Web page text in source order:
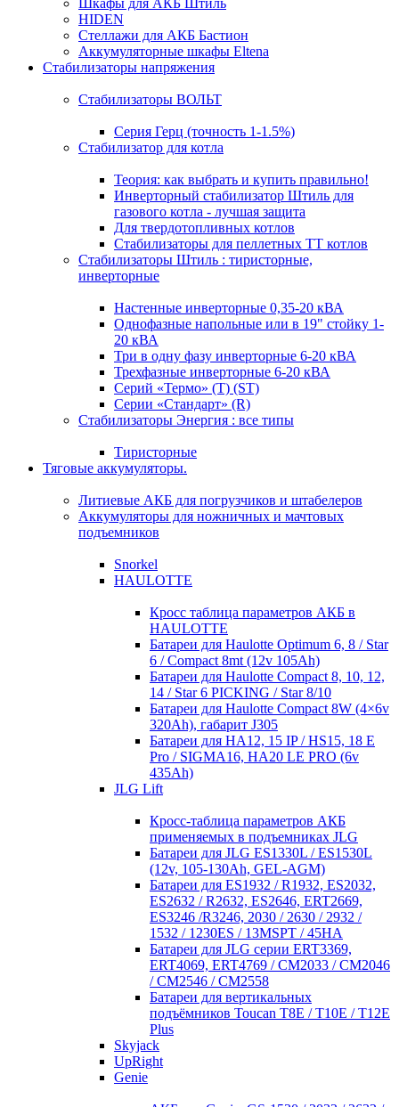
Шкафы для АКБ Штиль
HIDEN
Стеллажи для АКБ Бастион
Аккумуляторные шкафы Eltena
Стабилизаторы напряжения
Стабилизаторы ВОЛЬТ
Серия Герц (точность 1-1.5%)
Стабилизатор для котла
Теория: как выбрать и купить правильно!
Инверторный стабилизатор Штиль для
газового котла - лучшая защита
Для твердотопливных котлов
Стабилизаторы для пеллетных ТТ котлов
Стабилизаторы Штиль : тиристорные,
инверторные
Настенные инверторные 0,35-20 кВА
Однофазные напольные или в 19" стойку 1-
20 кВА
Три в одну фазу инверторные 6-20 кВА
Трехфазные инверторные 6-20 кВА
Серий «Термо» (T) (ST)
Серии «Стандарт» (R)
Стабилизаторы Энергия : все типы
Тиристорные
Тяговые аккумуляторы.
Литиевые АКБ для погрузчиков и штабелеров
Аккумуляторы для ножничных и мачтовых
подъемников
Snorkel
HAULOTTE
Кросc таблица параметров АКБ в
HAULOTTE
Батареи для Haulotte Optimum 6, 8 / Star
6 / Compact 8mt (12v 105Ah)
Батареи для Haulotte Compact 8, 10, 12,
14 / Star 6 PICKING / Star 8/10
Батареи для Haulotte Compact 8W (4×6v
320Ah), габарит J305
Батареи для HA12, 15 IP / HS15, 18 E
Pro / SIGMA16, HA20 LE PRO (6v
435Ah)
JLG Lift
Кросc-таблица параметров АКБ
применяемых в подъемниках JLG
Батареи для JLG ES1330L / ES1530L
(12v, 105-130Ah, GEL-AGM)
Батареи для ES1932 / R1932, ES2032,
ES2632 / R2632, ES2646, ERT2669,
ES3246 /R3246, 2030 / 2630 / 2932 /
1532 / 1230ES / 13MSPT / 45HA
Батареи для JLG серии ERT3369,
ERT4069, ERT4769 / CM2033 / CM2046
/ CM2546 / CM2558
Батареи для вертикальных
подъёмников Toucan T8E / T10E / T12E
Plus
Skyjack
UpRight
Genie